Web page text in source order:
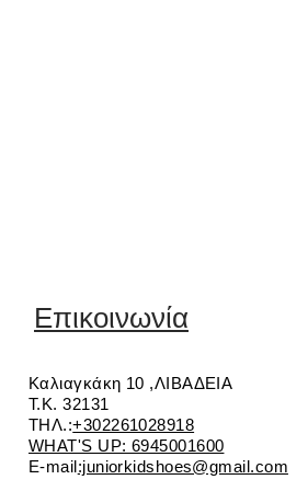
Επικοινωνία
Καλιαγκάκη 10 ,ΛΙΒΑΔΕΙΑ
Τ.Κ. 32131
ΤΗΛ.:+302261028918
WHAT'S UP: 6945001600
E-mail:juniorkidshoes@gmail.com